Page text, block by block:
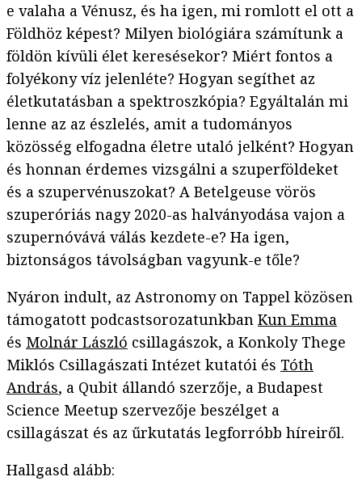
e valaha a Vénusz, és ha igen, mi romlott el ott a
Földhöz képest? Milyen biológiára számítunk a
földön kívüli élet keresésekor? Miért fontos a
folyékony víz jelenléte? Hogyan segíthet az
életkutatásban a spektroszkópia? Egyáltalán mi
lenne az az észlelés, amit a tudományos
közösség elfogadna életre utaló jelként? Hogyan
és honnan érdemes vizsgálni a szuperföldeket
és a szupervénuszokat? A Betelgeuse vörös
szuperóriás nagy 2020-as halványodása vajon a
szupernóvává válás kezdete-e? Ha igen,
biztonságos távolságban vagyunk-e tőle?
Nyáron indult, az Astronomy on Tappel közösen
támogatott podcastsorozatunkban Kun Emma
és Molnár László csillagászok, a Konkoly Thege
Miklós Csillagászati Intézet kutatói és Tóth
András, a Qubit állandó szerzője, a Budapest
Science Meetup szervezője beszélget a
csillagászat és az űrkutatás legforróbb híreiről.
Hallgasd alább: